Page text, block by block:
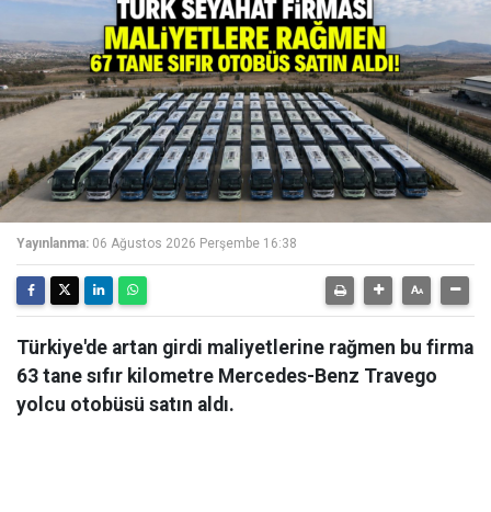
Yayınlanma: 06 Ağustos 2026 Perşembe 16:38
Türkiye'de artan girdi maliyetlerine rağmen bu firma
63 tane sıfır kilometre Mercedes-Benz Travego
yolcu otobüsü satın aldı.